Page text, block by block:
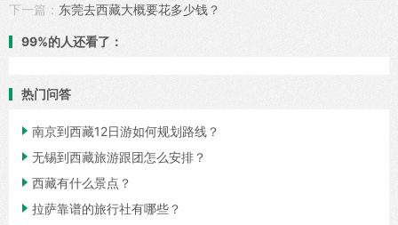
下一篇： 东莞去西藏大概要花多少钱？
99%的人还看了：
热门问答
 南京到西藏12日游如何规划路线？
 无锡到西藏旅游跟团怎么安排？
 西藏有什么景点？
 拉萨靠谱的旅行社有哪些？